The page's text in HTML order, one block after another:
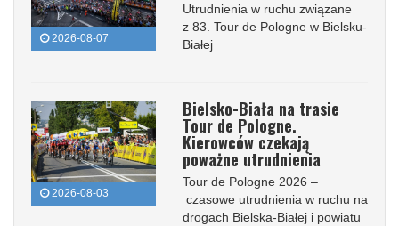
2026-08-07
Utrudnienia w ruchu związane
z 83. Tour de Pologne w Bielsku-
Białej
2026-08-03
Bielsko-Biała na trasie
Tour de Pologne.
Kierowców czekają
poważne utrudnienia
Tour de Pologne 2026 –
czasowe utrudnienia w ruchu na
drogach Bielska-Białej i powiatu